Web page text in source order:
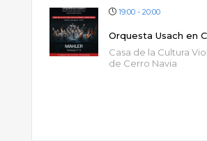
19:00 - 20:00
Orquesta Usach en
Casa de la Cultura
de Cerro Navia